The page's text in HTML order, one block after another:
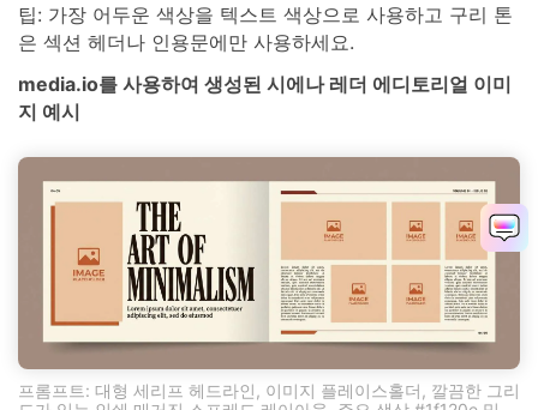
팁: 가장 어두운 색상을 텍스트 색상으로 사용하고 구리 톤
은 섹션 헤더나 인용문에만 사용하세요.
media.io를 사용하여 생성된 시에나 레더 에디토리얼 이미
지 예시
프롬프트: 대형 세리프 헤드라인, 이미지 플레이스홀더, 깔끔한 그리